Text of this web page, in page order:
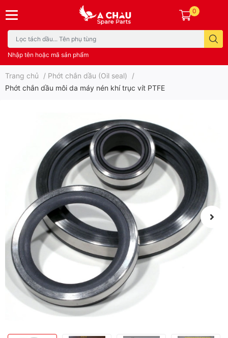
Nhập tên hoặc mã sản phẩm
0
Trang chủ / Phớt chắn dầu (Oil seal)
/
Phớt chắn dầu môi da máy nén khí trục vít PTFE